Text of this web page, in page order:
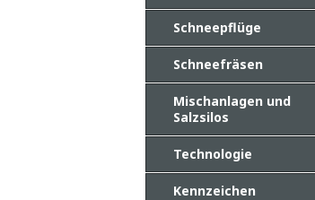
Schneepflüge
Schneefräsen
Mischanlagen und
Salzsilos
Technologie
Kennzeichen